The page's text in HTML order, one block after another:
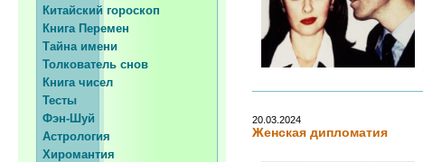
Китайский гороскоп
Книга Перемен
Тайна имени
Толкователь снов
Книга чисел
Тесты
Фэн-Шуй
Астрология
Хиромантия
20.03.2024
Женская дипломатия